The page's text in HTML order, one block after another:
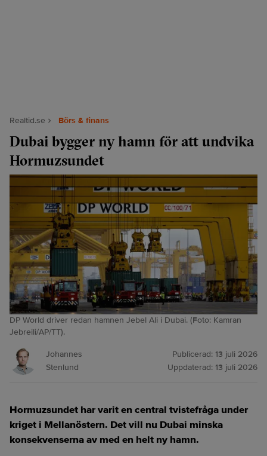
Realtid.se Börs & finans
Dubai bygger ny hamn för att undvika
Hormuzsundet
DP World driver redan hamnen Jebel Ali i Dubai. (Foto: Kamran
Jebreili/AP/TT).
Johannes
Stenlund
Publicerad: 13 juli 2026
Uppdaterad: 13 juli 2026
Hormuzsundet har varit en central tvistefråga under
kriget i Mellanöstern. Det vill nu Dubai minska
konsekvenserna av med en helt ny hamn.